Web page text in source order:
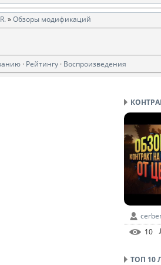
»Обзоры модификаций
· Рейтингу · Воспроизведения
10
ТОП 10